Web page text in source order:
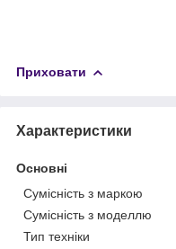
Приховати
Характеристики
Основні
Сумісність з маркою
Сумісність з моделлю
Тип техніки